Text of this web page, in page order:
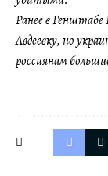
Ранее в
Авдеевку, но
россиянам